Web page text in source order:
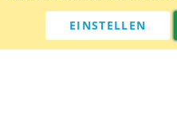
Telefon:040 38 63 12 40
EINSTELLEN